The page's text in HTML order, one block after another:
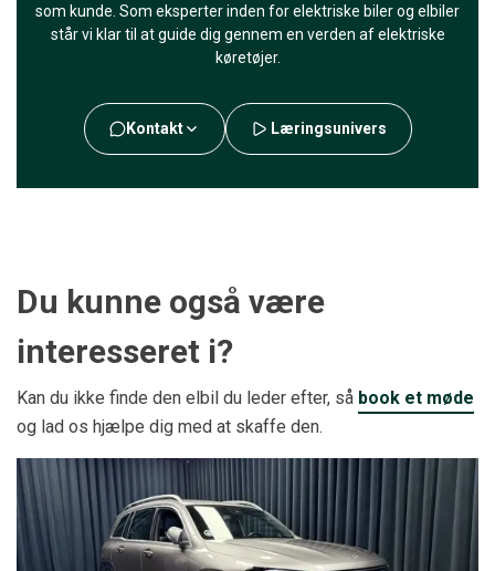
som kunde. Som eksperter inden for elektriske biler og elbiler
står vi klar til at guide dig gennem en verden af elektriske
køretøjer.
Kontakt Læringsunivers
Du kunne også være
interesseret i?
Kan du ikke finde den elbil du leder efter, så book et møde
og lad os hjælpe dig med at skaffe den.